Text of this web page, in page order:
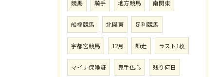
競馬 騎手 地方競馬 南関東
船橋競馬 北関東 足利競馬
宇都宮競馬 12月 師走 ラスト1枚
マイナ保険証 鬼手仏心 残り何日